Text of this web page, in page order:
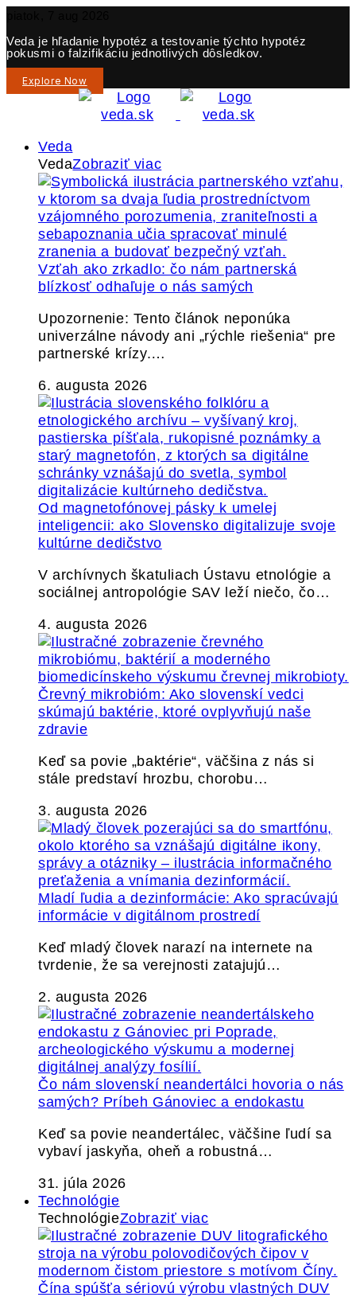
Veda je hľadanie hypotéz a testovanie týchto hypotéz
pokusmi o falzifikáciu jednotlivých dôsledkov.
Explore Now
Veda
VedaZobraziť viac
Vzťah ako zrkadlo: čo nám partnerská
blízkosť odhaľuje o nás samých
Upozornenie: Tento článok neponúka
univerzálne návody ani „rýchle riešenia“ pre
partnerské krízy.…
6. augusta 2026
Od magnetofónovej pásky k umelej
inteligencii: ako Slovensko digitalizuje svoje
kultúrne dedičstvo
V archívnych škatuliach Ústavu etnológie a
sociálnej antropológie SAV leží niečo, čo…
4. augusta 2026
Črevný mikrobióm: Ako slovenskí vedci
skúmajú baktérie, ktoré ovplyvňujú naše
zdravie
Keď sa povie „baktérie“, väčšina z nás si
stále predstaví hrozbu, chorobu…
3. augusta 2026
Mladí ľudia a dezinformácie: Ako spracúvajú
informácie v digitálnom prostredí
Keď mladý človek narazí na internete na
tvrdenie, že sa verejnosti zatajujú…
2. augusta 2026
Čo nám slovenskí neandertálci hovoria o nás
samých? Príbeh Gánoviec a endokastu
Keď sa povie neandertálec, väčšine ľudí sa
vybaví jaskyňa, oheň a robustná…
31. júla 2026
Technológie
TechnológieZobraziť viac
Čína spúšťa sériovú výrobu vlastných DUV